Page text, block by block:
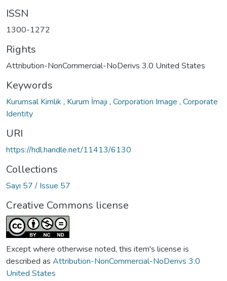
ISSN
1300-1272
Rights
Attribution-NonCommercial-NoDerivs 3.0 United States
Keywords
Kurumsal Kimlik , Kurum İmajı , Corporation Image , Corporate
Identity
URI
https://hdl.handle.net/11413/6130
Collections
Sayı 57 / Issue 57
Creative Commons license
Except where otherwise noted, this item's license is
described as Attribution-NonCommercial-NoDerivs 3.0
United States